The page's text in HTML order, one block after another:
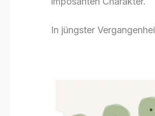
In jüngster